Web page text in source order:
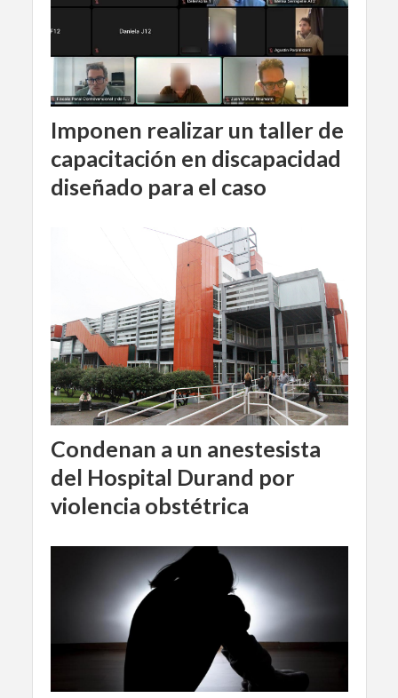
Imponen realizar un taller de
capacitación en discapacidad
diseñado para el caso
Condenan a un anestesista
del Hospital Durand por
violencia obstétrica